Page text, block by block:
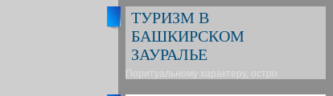
ТУРИЗМ В
БАШКИРСКОМ
ЗАУРАЛЬЕ
Поритуальному характеру, остро